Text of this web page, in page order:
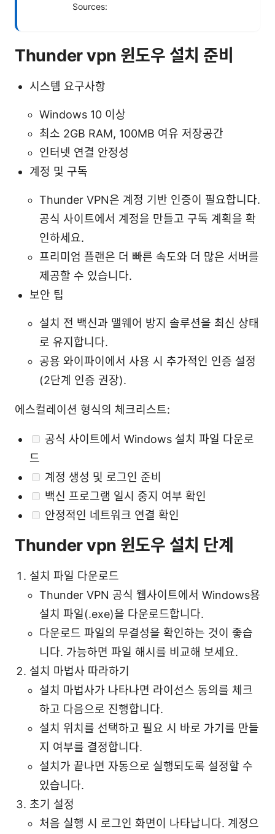
Sources:
Thunder vpn 윈도우 설치 준비
시스템 요구사항
Windows 10 이상
최소 2GB RAM, 100MB 여유 저장공간
인터넷 연결 안정성
계정 및 구독
Thunder VPN은 계정 기반 인증이 필요합니다.
공식 사이트에서 계정을 만들고 구독 계획을 확
인하세요.
프리미엄 플랜은 더 빠른 속도와 더 많은 서버를
제공할 수 있습니다.
보안 팁
설치 전 백신과 맬웨어 방지 솔루션을 최신 상태
로 유지합니다.
공용 와이파이에서 사용 시 추가적인 인증 설정
(2단계 인증 권장).
에스컬레이션 형식의 체크리스트:
공식 사이트에서 Windows 설치 파일 다운로
드
계정 생성 및 로그인 준비
백신 프로그램 일시 중지 여부 확인
안정적인 네트워크 연결 확인
Thunder vpn 윈도우 설치 단계
설치 파일 다운로드
Thunder VPN 공식 웹사이트에서 Windows용
설치 파일(.exe)을 다운로드합니다.
다운로드 파일의 무결성을 확인하는 것이 좋습
니다. 가능하면 파일 해시를 비교해 보세요.
설치 마법사 따라하기
설치 마법사가 나타나면 라이선스 동의를 체크
하고 다음으로 진행합니다.
설치 위치를 선택하고 필요 시 바로 가기를 만들
지 여부를 결정합니다.
설치가 끝나면 자동으로 실행되도록 설정할 수
있습니다.
초기 설정
처음 실행 시 로그인 화면이 나타납니다. 계정으